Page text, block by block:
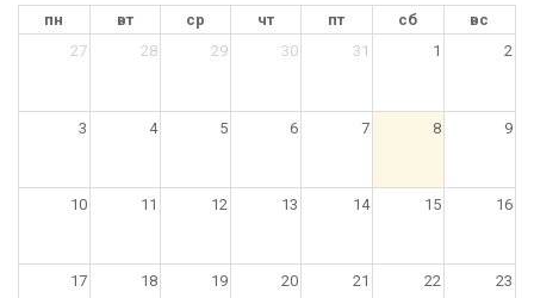
пн вт ср чт пт сб
вс
27
28 29 30 31 1 2
3 4 5 6 7 8 9
10 11 12 13 14 15 16
17 18 19 20 21 22 23